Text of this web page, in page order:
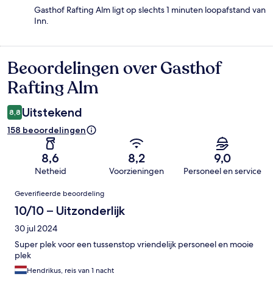
Gasthof Rafting Alm ligt op slechts 1 minuten loopafstand van
Inn.
Beoordelingen
Beoordelingen over Gasthof
Rafting Alm
8,8 Uitstekend
158 beoordelingen
8,6
Netheid
8,2
Voorzieningen
9,0
Personeel en service
Beoordelingen
Geverifieerde beoordeling
10/10 – Uitzonderlijk
30 jul 2024
Super plek voor een tussenstop vriendelijk personeel en mooie
plek
Hendrikus, reis van 1 nacht